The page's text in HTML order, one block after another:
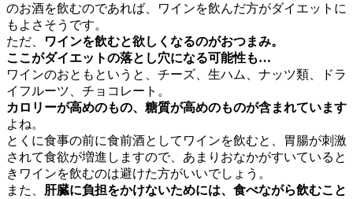
のお酒を飲むのであれば、ワインを飲んだ方がダイエットに
もよさそうです。
ただ、
ワインを飲むと欲しくなるのがおつまみ。
ここがダイエットの落とし穴になる可能性も…
ワインのおともというと、チーズ、生ハム、ナッツ類、ドラ
イフルーツ、チョコレート。
カロリーが高めのもの、糖質が高めのものが含まれています
よね。
とくに食事の前に食前酒としてワインを飲むと、胃腸が刺激
されて食欲が増進しますので、あまりおなかがすいていると
きワインを飲むのは避けた方がいいでしょう。
また、 肝臓に負担をかけないためには、食べながら飲むこと